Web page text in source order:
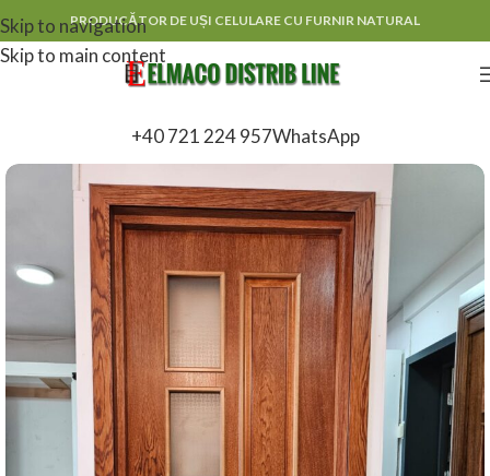
Skip to navigation
Skip to main content
PRODUCĂTOR DE UȘI CELULARE CU FURNIR NATURAL
+40 721 224 957WhatsApp